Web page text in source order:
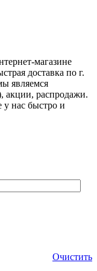
магазине
доставка по г.
являемся
акции, распродажи.
нас быстро и
Очистить